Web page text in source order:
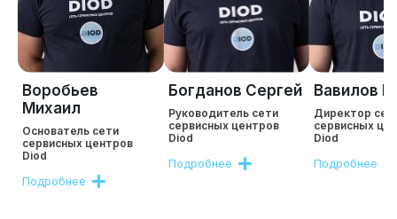
Воробьев
Михаил
Основатель сети
сервисных центров
Diod
Подробнее
Богданов Сергей
Руководитель сети
сервисных центров
Diod
Подробнее
Вавилов
Директор
сервисных
Diod
Подробнее